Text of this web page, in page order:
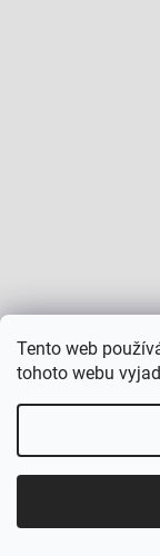
Tento web
tohoto webu